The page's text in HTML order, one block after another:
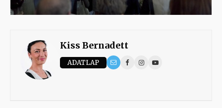
Kiss Bernadett
ADATLAP